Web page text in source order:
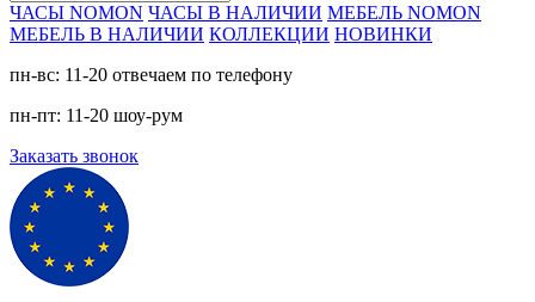
ЧАСЫ NOMON ЧАСЫ В НАЛИЧИИ МЕБЕЛЬ NOMON
МЕБЕЛЬ В НАЛИЧИИ КОЛЛЕКЦИИ НОВИНКИ
пн-вс: 11-20 отвечаем по телефону
пн-пт: 11-20 шоу-рум
Заказать звонок